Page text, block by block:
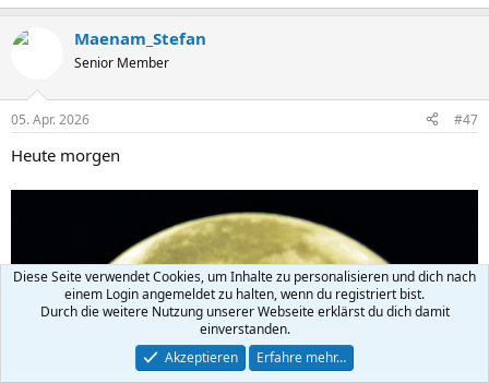
Maenam_Stefan
Senior Member
05. Apr. 2026 #47
Heute morgen
Diese Seite verwendet Cookies, um Inhalte zu personalisieren und dich nach
einem Login angemeldet zu halten, wenn du registriert bist.
Durch die weitere Nutzung unserer Webseite erklärst du dich damit
einverstanden.
Akzeptieren
Erfahre mehr…